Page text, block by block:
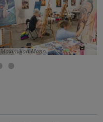
Maximilian Mann